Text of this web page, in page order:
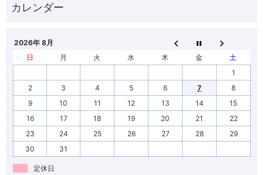
2026年 8月
日
月 火 水 木 金
土
1
2
3 4 5 6 7
8
9
10 11 12 13 14
15
16
17 18 19 20 21
22
23
24 25 26 27 28
29
30
31
定休日